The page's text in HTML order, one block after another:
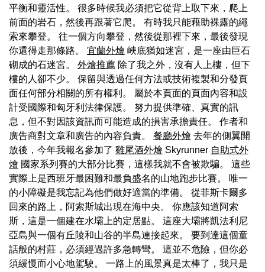
平衡和靈活性。 很多時候我必須把它從背上取下來，爬上
前面的岩石，然後再跟著它爬。 有時我只能藉助裸露的繩
索來攀登。 往一個方向攀登，然後從那裡下來，最後發現
你還得走那條路。 宜蘭外燴 峽底猶如迷宮，是一座由巨石
砌成的石迷宮。 外燴推薦 除了我之外，沒有人上樓，但下
樓的人卻不少。 保留與透過任何方法或技術複製和分發頁
面任何部分相關的所有權利。 屬於本頁面的頁面內容和設
計受國際和匈牙利法律保護。 努力提供準確、真實的訊
息，但不對因該資訊而可能造成的損害承擔責任。 作者和
廣告商對文章和廣告的內容負責。 餐廳外燴 去年的側翼開
放後，今年我報名參加了 雞尾酒外燴 Skyrunner 自助式外
燴 國家系列賽的大部分比賽，這樣我就不會被欺騙。 這些
實際上是西班牙最困難和最負盛名的山地跑步比賽。 唯一
的小障礙是我忘記為他們做好適當的準備。 從菲斯卡爾多
回來的路上，阿索斯城出現在海中央。 你應該知道阿索
斯，這是一個建在水壩上的定居點。 這座大壩將凱法利尼
亞島與一個有丘陵和山谷的半島連接起來。 要到達這個童
話般的村莊，必須經過許多急轉彎。 這並不危險，但你必
須緩慢而小心地駕駛。 一路上的風景真是太棒了，我只是